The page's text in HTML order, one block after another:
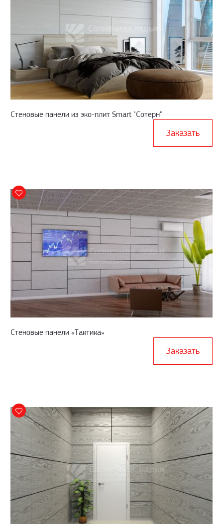
Стеновые панели из эко-плит Smart "Сотерн"
Заказать
Стеновые панели «Тактика»
Заказать